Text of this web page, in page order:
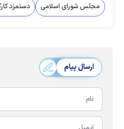
مجلس شورای اسلامی
دستمزد
ارسال پیام